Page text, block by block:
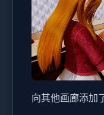
向其他画廊添加